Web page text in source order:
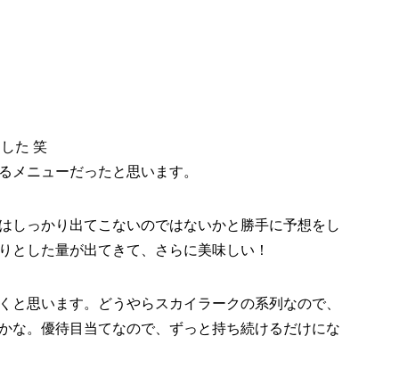
た 笑
メニューだったと思います。
しっかり出てこないのではないかと勝手に予想をし
とした量が出てきて、さらに美味しい！
思います。どうやらスカイラークの系列なので、
な。優待目当てなので、ずっと持ち続けるだけにな